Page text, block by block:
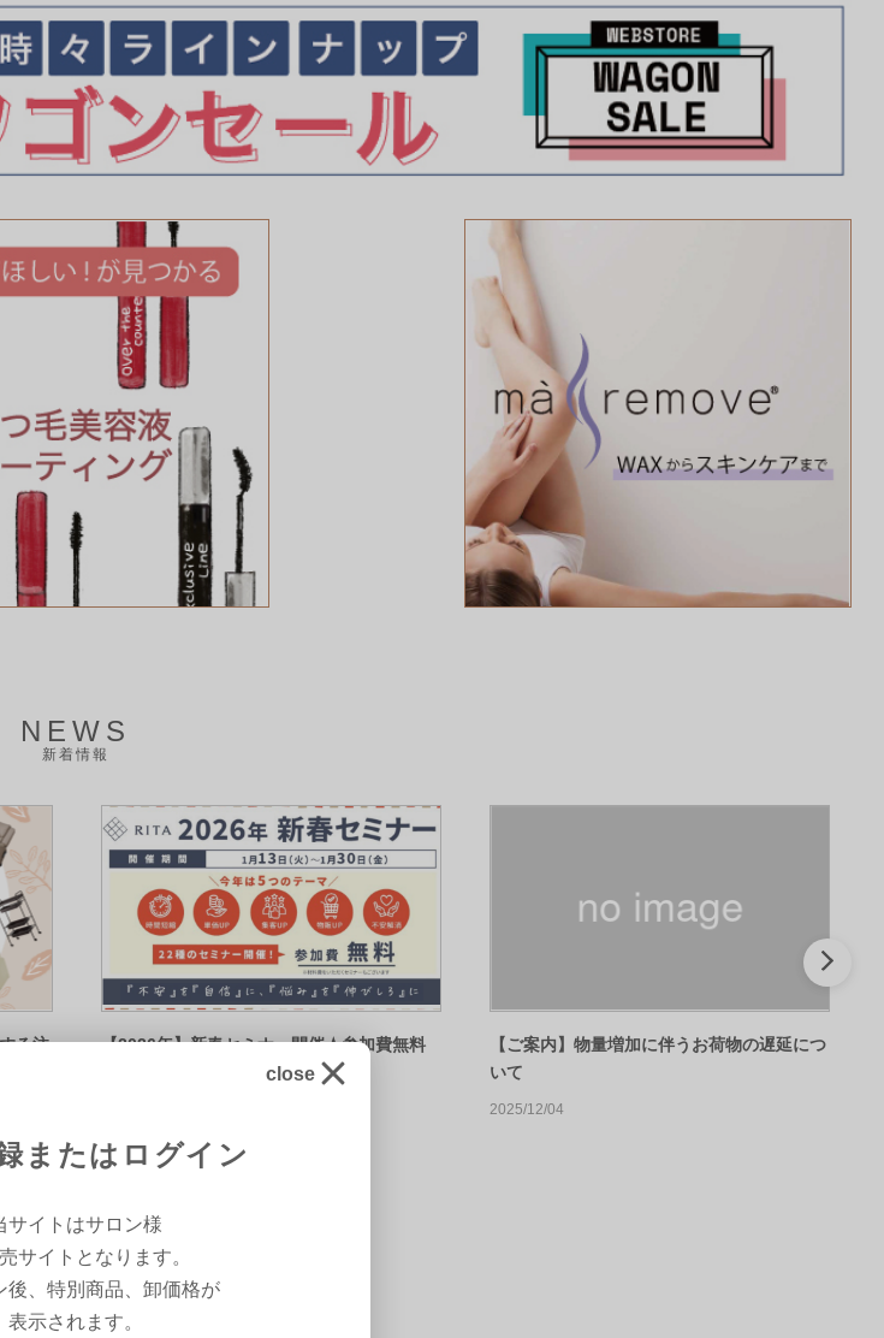
close
またはログイン
サイトはサロン様
サイトとなります。
後、特別商品、卸価格が
表示されます。
NEWS
新着情報
る注
【2026年】新春セミナー開催★参加費無料
【ご案内】物量増加に伴うお荷物の遅延につ
いて
2025/12/04
VIEWD ITEMS
最近チェックした商品